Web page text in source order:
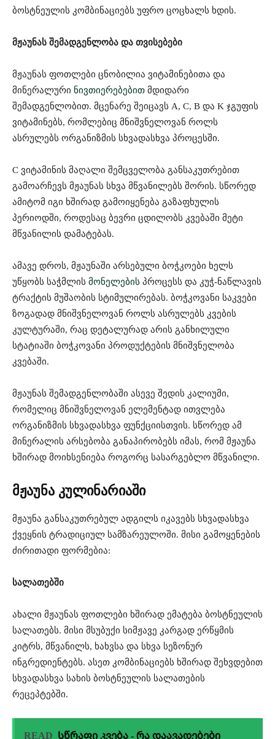
ბოსტნეულის კომბინაციებს უფრო ცოცხალს ხდის.
მჟაუნას შემადგენლობა და თვისებები
მჟაუნას ფოთლები ცნობილია ვიტამინებითა და
მინერალური ნივთიერებებით მდიდარი
შემადგენლობით. მცენარე შეიცავს A, C, B და K ჯგუფის
ვიტამინებს, რომლებიც მნიშვნელოვან როლს
ასრულებს ორგანიზმის სხვადასხვა პროცესში.
C ვიტამინის მაღალი შემცველობა განსაკუთრებით
გამოარჩევს მჟაუნას სხვა მწვანილებს შორის. სწორედ
ამიტომ იგი ხშირად გამოიყენება გაზაფხულის
პერიოდში, როდესაც ბევრი ცდილობს კვებაში მეტი
მწვანილის დამატებას.
ამავე დროს, მჟაუნაში არსებული ბოჭკოები ხელს
უწყობს საჭმლის მონელების პროცესს და კუჭ-ნაწლავის
ტრაქტის მუშაობის სტიმულირებას. ბოჭკოვანი საკვები
ზოგადად მნიშვნელოვან როლს ასრულებს კვების
კულტურაში, რაც დეტალურად არის განხილული
სტატიაში ბოჭკოვანი პროდუქტების მნიშვნელობა
კვებაში.
მჟაუნას შემადგენლობაში ასევე შედის კალიუმი,
რომელიც მნიშვნელოვან ელემენტად ითვლება
ორგანიზმის სხვადასხვა ფუნქციისთვის. სწორედ ამ
მინერალის არსებობა განაპირობებს იმას, რომ მჟაუნა
ხშირად მოიხსენიება როგორც სასარგებლო მწვანილი.
მჟაუნა კულინარიაში
მჟაუნა განსაკუთრებულ ადგილს იკავებს სხვადასხვა
ქვეყნის ტრადიციულ სამზარეულოში. მისი გამოყენების
ძირითადი ფორმებია:
სალათებში
ახალი მჟაუნას ფოთლები ხშირად ემატება ბოსტნეულის
სალათებს. მისი მსუბუქი სიმჟავე კარგად ერწყმის
კიტრს, მწვანილს, ხახვსა და სხვა სეზონურ
ინგრედიენტებს. ასეთ კომბინაციებს ხშირად შეხვდებით
სხვადასხვა სახის ბოსტნეულის სალათების
რეცეპტებში.
READ Სწრაფი კვება - რა დაავადებები